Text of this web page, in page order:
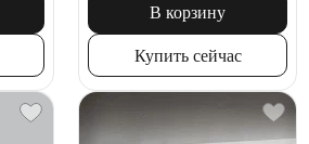
В корзину
Купить сейчас